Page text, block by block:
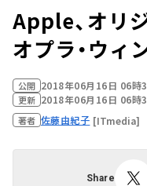
Apple、オリ
オプラ・ウィ
公開 2018年06月16日 06時
更新 2018年06月16日 06時
著者 佐藤由紀子 [ITmedia]
Share